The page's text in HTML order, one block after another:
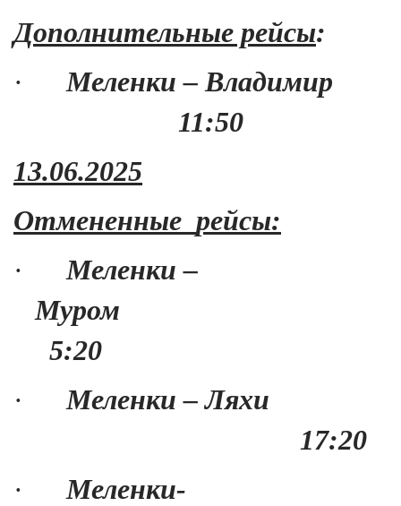
Дополнительные рейсы:
·
Меленки – Владимир
11:50
13.06.2025
Отмененные рейсы:
·
Меленки –
Муром
5:20
·
Меленки – Ляхи
17:20
·
Меленки-